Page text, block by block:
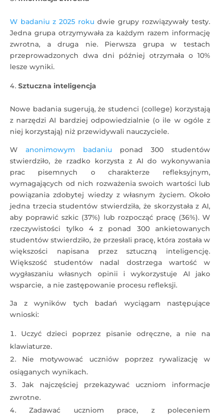
W badaniu z 2025 roku dwie grupy rozwiązywały testy.
Jedna grupa otrzymywała za każdym razem informację
zwrotna, a druga nie. Pierwsza grupa w testach
przeprowadzonych dwa dni później otrzymała o 10%
lesze wyniki.
Sztuczna inteligencja
Nowe badania sugerują, że studenci (college) korzystają
z narzędzi AI bardziej odpowiedzialnie (o ile w ogóle z
niej korzystają) niż przewidywali nauczyciele.
W anonimowym badaniu ponad 300 studentów
stwierdziło, że rzadko korzysta z AI do wykonywania
prac pisemnych o charakterze refleksyjnym,
wymagających od nich rozważenia swoich wartości lub
powiązania zdobytej wiedzy z własnym życiem. Około
jedna trzecia studentów stwierdziła, że skorzystała z AI,
aby poprawić szkic (37%) lub rozpocząć pracę (36%). W
rzeczywistości tylko 4 z ponad 300 ankietowanych
studentów stwierdziło, że przesłali pracę, która została w
większości napisana przez sztuczną inteligencję.
Większość studentów nadal dostrzega wartość w
wygłaszaniu własnych opinii i wykorzystuje AI jako
wsparcie, a nie zastępowanie procesu refleksji.
Ja z wyników tych badań wyciągam następujące
wnioski:
Uczyć dzieci poprzez pisanie odręczne, a nie na
klawiaturze.
Nie motywować uczniów poprzez rywalizację w
osiąganych wynikach.
Jak najczęściej przekazywać uczniom informacje
zwrotne.
Zadawać uczniom prace, z poleceniem